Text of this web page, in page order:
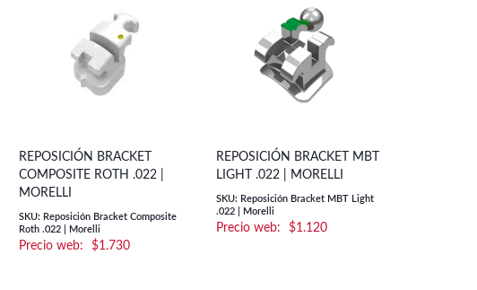
REPOSICIÓN BRACKET
COMPOSITE ROTH .022 |
MORELLI
SKU: Reposición Bracket Composite
Roth .022 | Morelli
$1.730
REPOSICIÓN BRACKET MBT
LIGHT .022 | MORELLI
SKU: Reposición Bracket MBT Light
.022 | Morelli
$1.120